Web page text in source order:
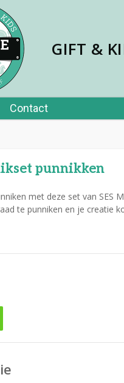
GIFT &
Contact
punnikken
met deze set van SES
te punniken en je creatie